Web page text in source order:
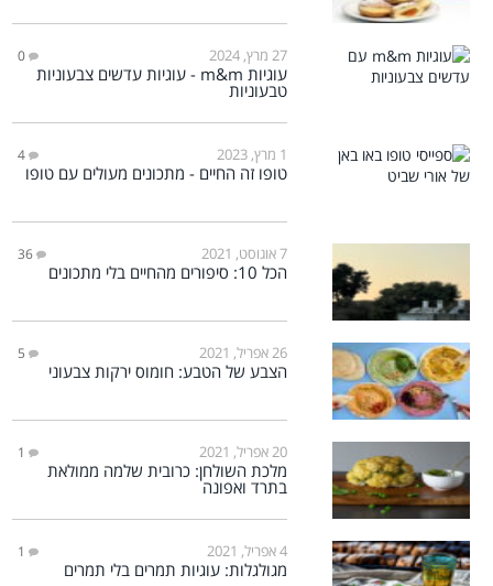
27 מרץ, 2024 0
עוגיות m&m - עוגיות עדשים צבעוניות
טבעוניות
1 מרץ, 2023 4
טופו זה החיים - מתכונים מעולים עם טופו
7 אוגוסט, 2021 36
הכל 10: סיפורים מהחיים בלי מתכונים
26 אפריל, 2021 5
הצבע של הטבע: חומוס ירקות צבעוני
20 אפריל, 2021 1
מלכת השולחן: כרובית שלמה ממולאת
בתרד ואפונה
4 אפריל, 2021 1
מגולגלות: עוגיות תמרים בלי תמרים